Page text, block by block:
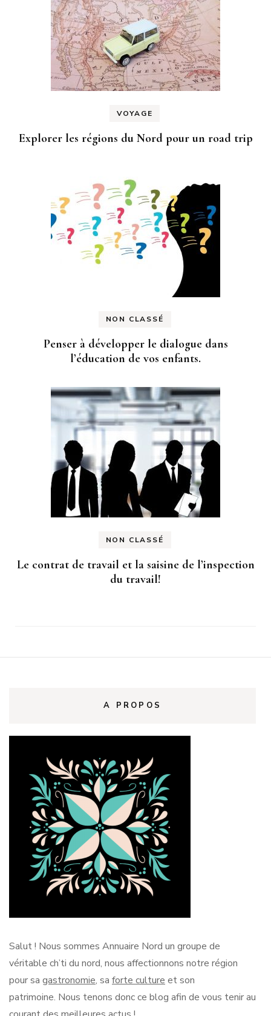
VOYAGE
Explorer les régions du Nord pour un road trip
NON CLASSÉ
Penser à développer le dialogue dans
l’éducation de vos enfants.
NON CLASSÉ
Le contrat de travail et la saisine de l’inspection
du travail!
A PROPOS
Salut ! Nous sommes Annuaire Nord un groupe de
véritable ch’ti du nord, nous affectionnons notre région
pour sa gastronomie, sa forte culture et son
patrimoine. Nous tenons donc ce blog afin de vous tenir au